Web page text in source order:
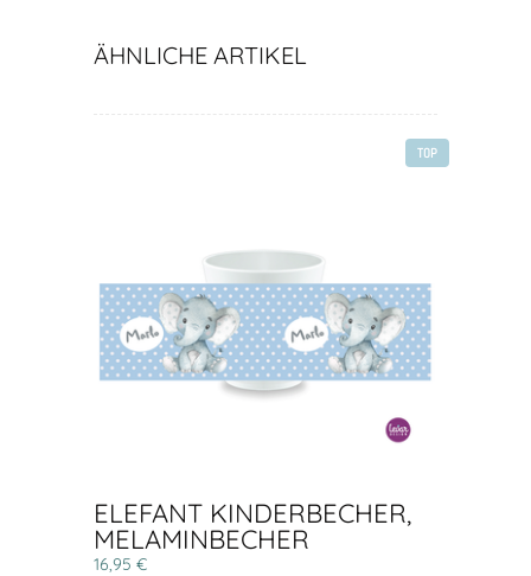
ÄHNLICHE ARTIKEL
TOP
ELEFANT KINDERBECHER,
MELAMINBECHER
16,95 €